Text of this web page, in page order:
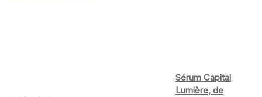
Sérum Capital
Lumière, de